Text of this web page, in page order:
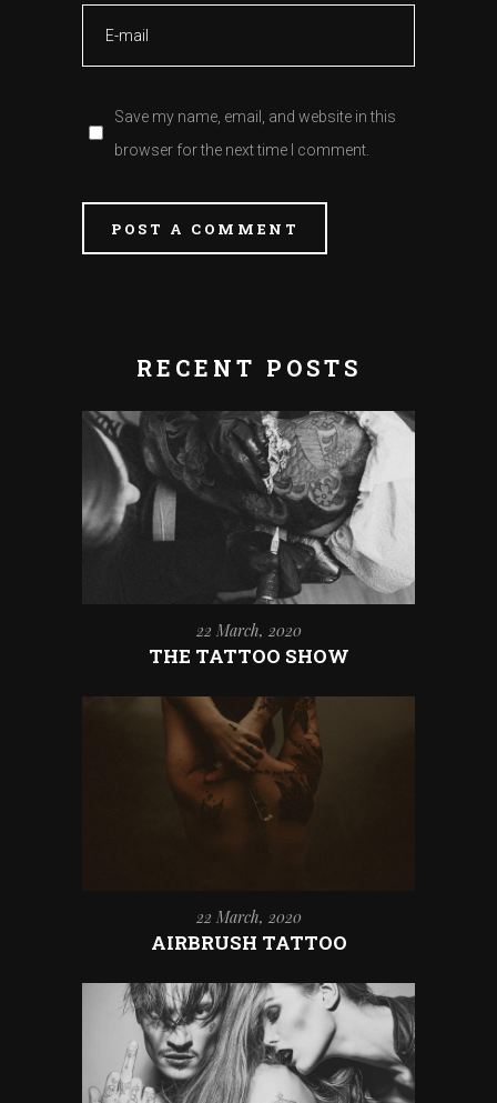
Save my name, email, and website in this
browser for the next time I comment.
POST A COMMENT
RECENT POSTS
22 March, 2020
THE TATTOO SHOW
22 March, 2020
AIRBRUSH TATTOO